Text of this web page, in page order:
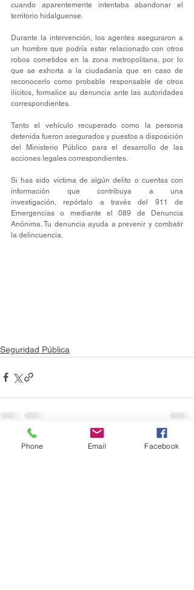
cuando aparentemente intentaba abandonar el
territorio hidalguense.
Durante la intervención, los agentes aseguraron a
un hombre que podría estar relacionado con otros
robos cometidos en la zona metropolitana, por lo
que se exhorta a la ciudadanía que en caso de
reconocerlo como probable responsable de otros
ilícitos, formalice su denuncia ante las autoridades
correspondientes.
Tanto el vehículo recuperado como la persona
detenida fueron asegurados y puestos a disposición
del Ministerio Público para el desarrollo de las
acciones legales correspondientes.
Si has sido víctima de algún delito o cuentas con
información que contribuya a una
investigación, repórtalo a través del 911 de
Emergencias o mediante el 089 de Denuncia
Anónima. Tu denuncia ayuda a prevenir y combatir
la delincuencia.
Seguridad Pública
Entradas recientes Ver todo
Phone Email Facebook